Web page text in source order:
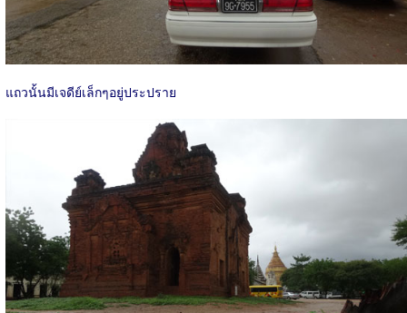
แถวนั้นมีเจดีย์เล็กๆอยู่ประปราย